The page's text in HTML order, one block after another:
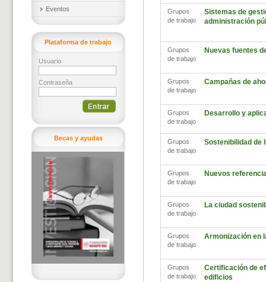
Eventos
Plataforma de trabajo
Usuario
Contraseña
Becas y ayudas
Grupos
de trabajo
Sistemas de
administración
Grupos
de trabajo
Nuevas fuentes
Grupos
de trabajo
Campañas de
Grupos
de trabajo
Desarrollo y
Grupos
de trabajo
Sostenibilidad de
Grupos
de trabajo
Nuevos
Grupos
de trabajo
La ciudad
Grupos
de trabajo
Armonización en
Grupos
de trabajo
Certificación de
edificios